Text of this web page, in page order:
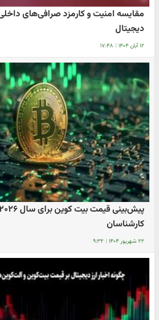
مقایسه امنیت و کارمزد صرافی‌های
دیجیتال
۱۲ آبان ۱۴۰۴ | ۱۷:۴۸
کارشناسان
۲۲ شهریور ۱۴۰۴ | ۹:۳۲